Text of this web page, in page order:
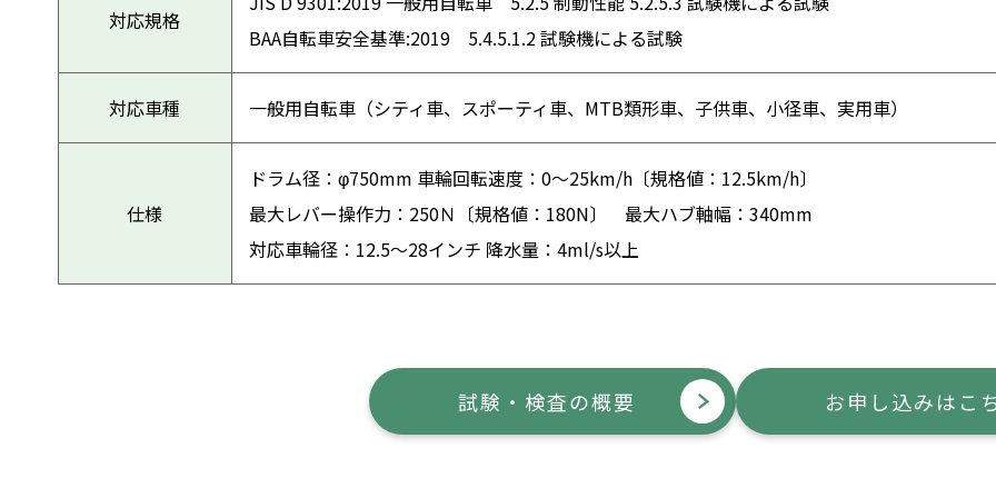
対応規格
BAA自転車安全基準:2019 5.4.5.1.2 試験機による試験
対応車種 一般用自転車（シティ車、スポーティ車、MTB類形車、子供車、小径車、実用車）
仕様
ドラム径：φ750mm 車輪回転速度：0～25km/h〔規格値：12.5km/h〕
最大レバー操作力：250Ｎ〔規格値：180N〕 最大ハブ軸幅：340mm
対応車輪径：12.5～28インチ 降水量：4ml/s以上
試験・検査の概要 お申し込みはこ